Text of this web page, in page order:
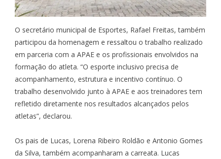
O secretário municipal de Esportes, Rafael Freitas, também
participou da homenagem e ressaltou o trabalho realizado
em parceria com a APAE e os profissionais envolvidos na
formação do atleta. “O esporte inclusivo precisa de
acompanhamento, estrutura e incentivo contínuo. O
trabalho desenvolvido junto à APAE e aos treinadores tem
refletido diretamente nos resultados alcançados pelos
atletas”, declarou.
Os pais de Lucas, Lorena Ribeiro Roldão e Antonio Gomes
da Silva, também acompanharam a carreata. Lucas